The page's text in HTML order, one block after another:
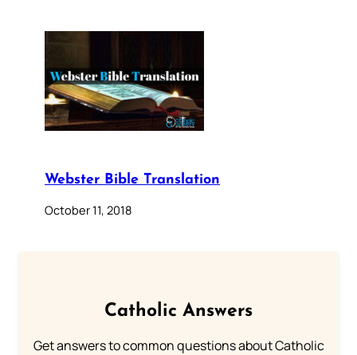
Webster Bible Translation
October 11, 2018
Catholic Answers
Get answers to common questions about Catholic